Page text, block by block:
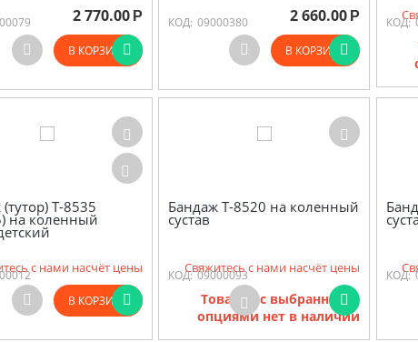
2 770.00 Р
В КОРЗИНУ
КОД: 09000380 2 660.00 Р
В КОРЗИНУ
КОД:
Т-8535
на коленный
с нами насчёт цены
В КОРЗИНУ
Бандаж Т-8520 на коленный
сустав
КОД: 09000093
Свяжитесь с нами насчёт цены
Товаров с выбранными
опциями нет в наличии
КОД: